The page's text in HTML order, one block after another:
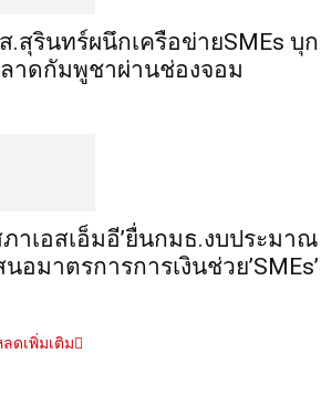
.สุรินทร์ผนึกเครือข่ายSMEs บุก
าดกัมพูชาผ่านช่องจอม
ภาเอสเอ็มอี’ยื่นกมธ.งบประมาณ
นอมาตรการการเงินช่วย’SMEs’
ดเพิ่มเติม